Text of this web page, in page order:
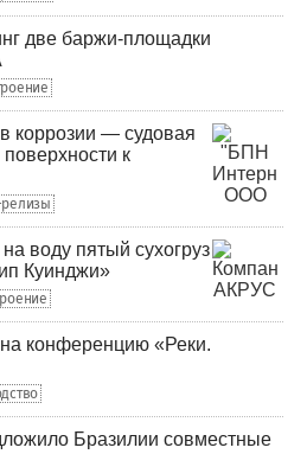
две баржи-площадки
коррозии — судовая
к
релизы
воду пятый сухогруз
Куинджи»
конференцию «Реки.
Бразилии совместные